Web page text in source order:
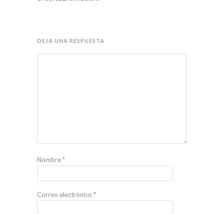
DEJA UNA RESPUESTA
Nombre*
Correo electrónico *